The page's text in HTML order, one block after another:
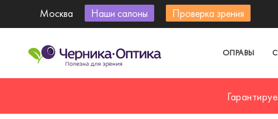
Москва Наши салоны Проверка зрения
ОПРАВЫ